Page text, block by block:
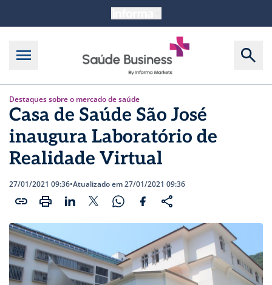
Destaques sobre o mercado de saúde
Casa de Saúde São José
inaugura Laboratório de
Realidade Virtual
27/01/2021 09:36•Atualizado em 27/01/2021 09:36